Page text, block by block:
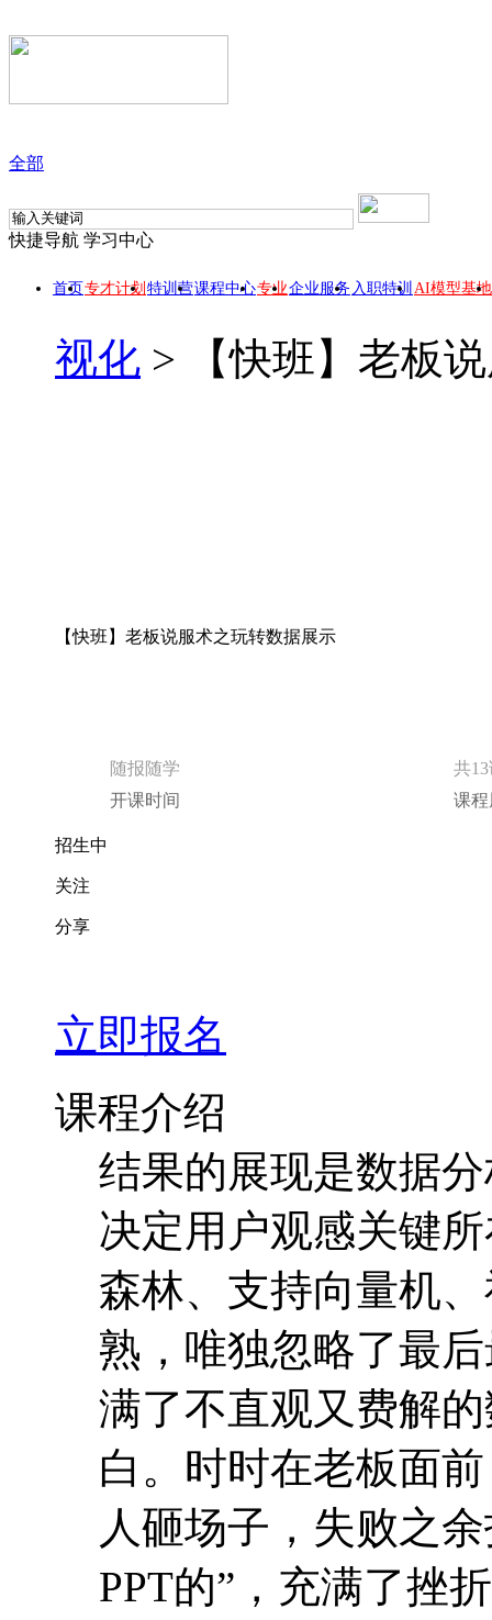
全部
快捷导航 学习中心
首页专才计划 特训营课程中心专业企业服务 入职特训 AI模型基地
视化 > 【快班】老板
【快班】老板说服术之玩转数据展示
随报随学
共
开课时间
课
招生中
关注
分享
立即报名
课程介绍
结果的展现是数据
决定用户观感关键
森林、支持向量机
熟，唯独忽略了最
满了不直观又费解
白。时时在老板面
人砸场子，失败之
PPT的”，充满了挫